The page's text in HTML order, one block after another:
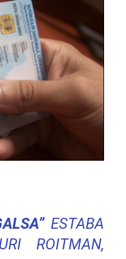
ESTABA
ROITMAN,